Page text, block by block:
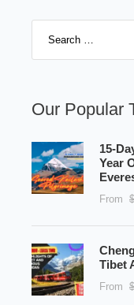
Our Popular
15-
Year
From
Tibet
From